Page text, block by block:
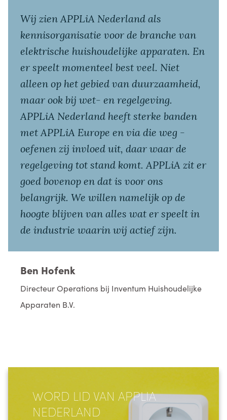
Wij zien APPLiA Nederland als
kennisorganisatie voor de branche van
elektrische huishoudelijke apparaten. En
er speelt momenteel best veel. Niet
alleen op het gebied van duurzaamheid,
maar ook bij wet- en regelgeving.
APPLiA Nederland heeft sterke banden
met APPLiA Europe en via die weg ­­
oefenen zij invloed uit, daar waar de
regelgeving tot stand komt. APPLiA zit er
goed bovenop en dat is voor ons
belangrijk. We willen namelijk op de
hoogte blijven van alles wat er speelt in
de industrie waarin wij actief zijn.
Ben Hofenk
Directeur Operations bij Inventum Huishoudelijke
Apparaten B.V.
WORD LID VAN APPLIA
NEDERLAND